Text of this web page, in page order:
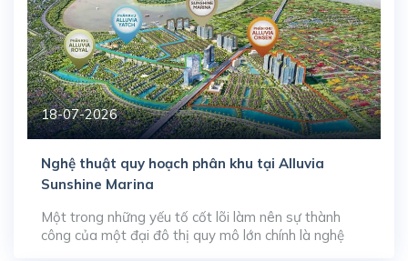
18-07-2026
Nghệ thuật quy hoạch phân khu tại Alluvia
Sunshine Marina
Một trong những yếu tố cốt lõi làm nên sự thành
công của một đại đô thị quy mô lớn chính là nghệ